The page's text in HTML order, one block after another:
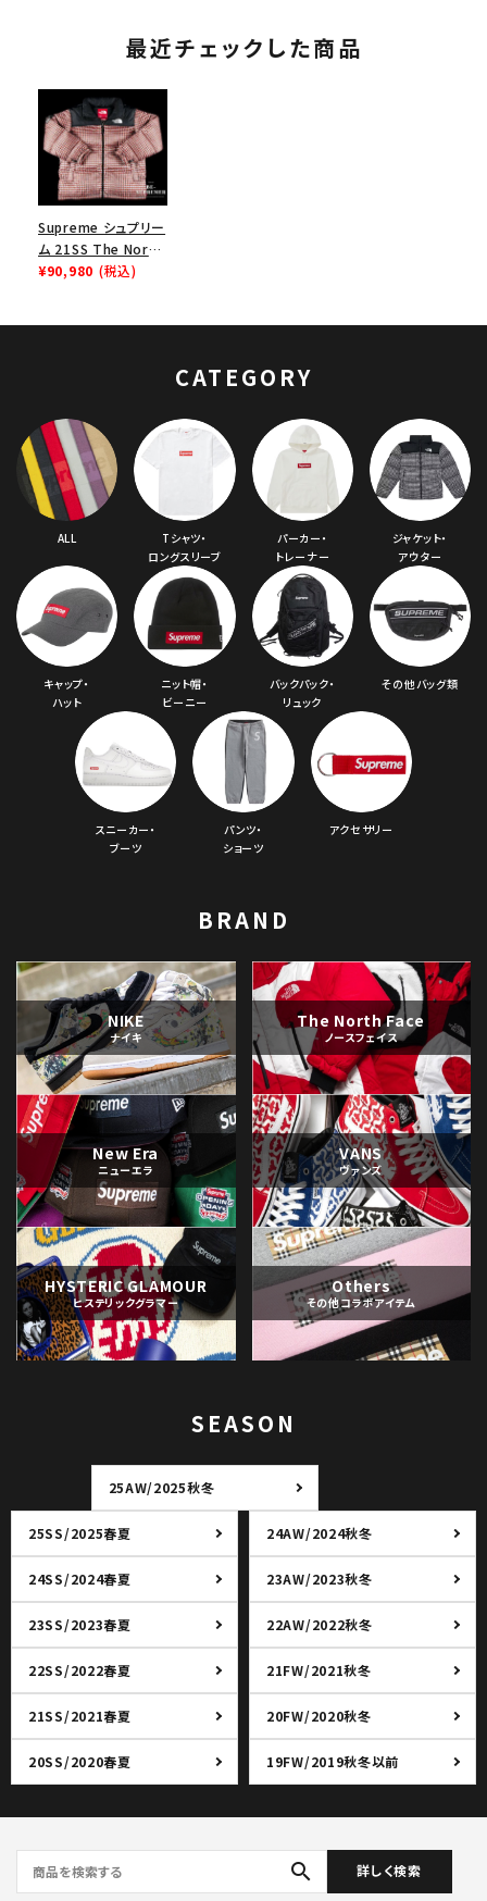
最近チェックした商品
Supreme シュプリー
ム 21SS The North
Face Studded
¥90,980 (税込)
CATEGORY
ALL
Tシャツ・
ロングスリーブ
パーカー・
トレーナー
ジャケット・
アウター
キャップ・
ハット
ニット帽・
ビーニー
バックパック・
リュック
その他バッグ類
スニーカー・
ブーツ
パンツ・
ショーツ
アクセサリー
BRAND
NIKE
ナイキ
The North Face
ノースフェイス
New Era
ニューエラ
VANS
ヴァンズ
HYSTERIC GLAMOUR
ヒステリックグラマー
Others
その他コラボアイテム
SEASON
25AW/2025秋冬
25SS/2025春夏 24AW/2024秋冬
24SS/2024春夏 23AW/2023秋冬
23SS/2023春夏 22AW/2022秋冬
22SS/2022春夏 21FW/2021秋冬
21SS/2021春夏 20FW/2020秋冬
20SS/2020春夏 19FW/2019秋冬以前
search 詳しく検索